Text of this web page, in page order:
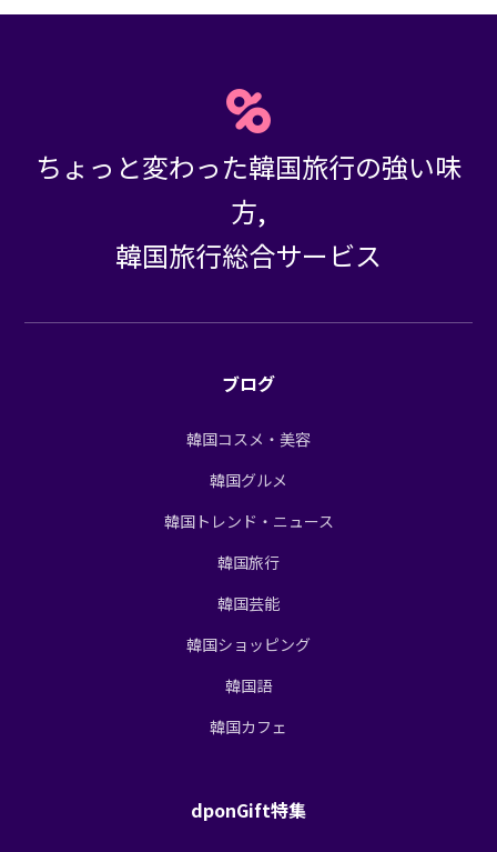
ちょっと変わった韓国旅行の強い味
方,
韓国旅行総合サービス
ブログ
韓国コスメ・美容
韓国グルメ
韓国トレンド・ニュース
韓国旅行
韓国芸能
韓国ショッピング
韓国語
韓国カフェ
dponGift特集